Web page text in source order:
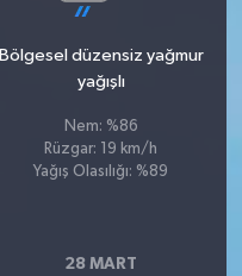
Bölgesel düzensiz yağmur
yağışlı
Nem: %86
Rüzgar: 19 km/h
Yağış Olasılığı: %89
28 MART